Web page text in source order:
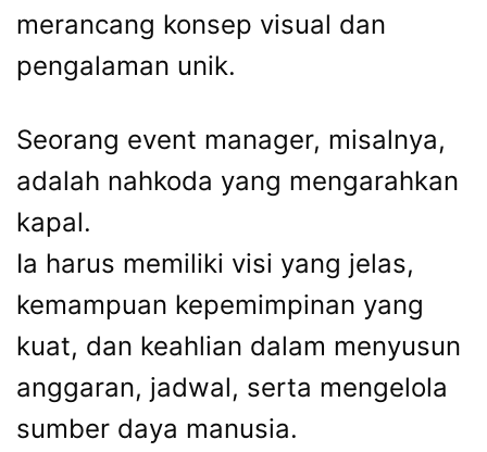
merancang konsep visual dan
pengalaman unik.
Seorang event manager, misalnya,
adalah nahkoda yang mengarahkan
kapal.
Ia harus memiliki visi yang jelas,
kemampuan kepemimpinan yang
kuat, dan keahlian dalam menyusun
anggaran, jadwal, serta mengelola
sumber daya manusia.